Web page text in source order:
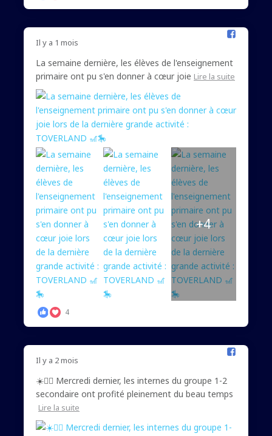
Il y a 1 mois
La semaine dernière, les élèves de l'enseignement
primaire ont pu s'en donner à cœur joie Lire la suite
+4
4
Il y a 2 mois
☀️🚴‍♀️ Mercredi dernier, les internes du groupe 1-2
secondaire ont profité pleinement du beau temps
Lire la suite